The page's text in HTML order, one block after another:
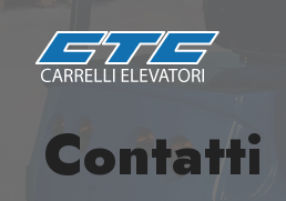
contenuto
Contatti